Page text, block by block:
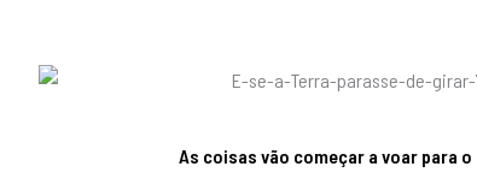
As coisas vão começar a voar para